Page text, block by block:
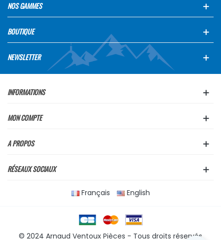
NOS GAMMES
BOUTIQUE
NEWSLETTER
INFORMATIONS
MON COMPTE
A PROPOS
RÉSEAUX SOCIAUX
Français English
© 2024 Arnaud Ventoux Pièces - Tous droits réservés